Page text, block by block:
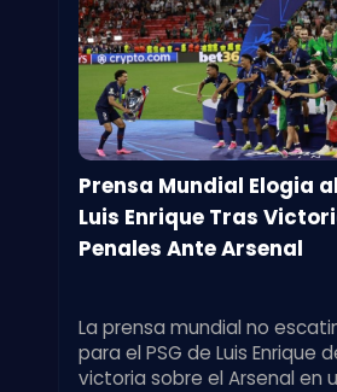
Prensa Mundial Elogia
Luis Enrique Tras
Penales Ante Arsenal
La prensa mundial no
para el PSG de Luis Enrique
victoria sobre el Arsenal en